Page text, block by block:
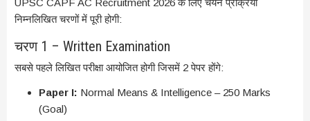
निम्नलिखित चरणों में पूरी होगी:
चरण 1 – Written Examination
सबसे पहले लिखित परीक्षा आयोजित होगी जिसमें 2 पेपर होंगे:
Paper I: Normal Means & Intelligence – 250 Marks
(Goal)